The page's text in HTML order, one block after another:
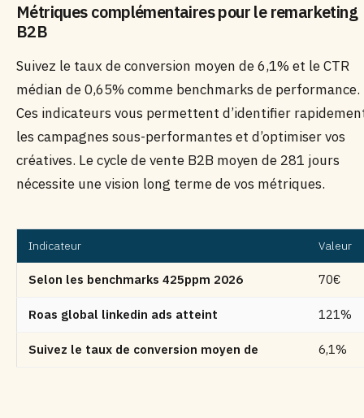
Métriques complémentaires pour le remarketing
B2B
Suivez le taux de conversion moyen de 6,1% et le CTR
médian de 0,65% comme benchmarks de performance.
Ces indicateurs vous permettent d’identifier
les campagnes sous-performantes et d’optimiser vos
créatives. Le cycle de vente B2B moyen de 281 jours
nécessite une vision long terme de vos métriques.
Indicateur Valeur
Selon les benchmarks 425ppm 2026 70€
Roas global linkedin ads atteint 121%
Suivez le taux de conversion moyen de 6,1%